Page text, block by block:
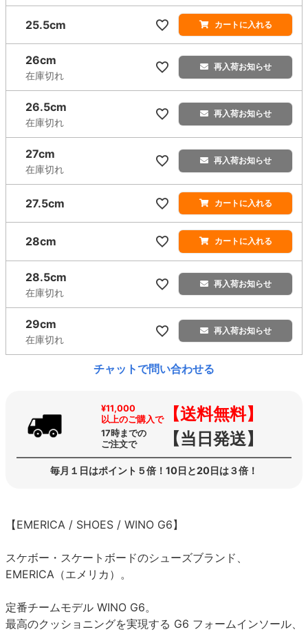
25.5cm カートに入れる
26cm
在庫切れ
再入荷お知らせ
26.5cm
在庫切れ
再入荷お知らせ
27cm
在庫切れ
再入荷お知らせ
27.5cm カートに入れる
28cm カートに入れる
28.5cm
在庫切れ
再入荷お知らせ
29cm
在庫切れ
再入荷お知らせ
チャットで問い合わせる
¥11,000
以上のご購入で【送料無料】
17時までの
ご注文で
【当日発送】
毎月１日はポイント５倍！10日と20日は３倍！
【EMERICA / SHOES / WINO G6】
スケボー・スケートボードのシューズブランド、
EMERICA（エメリカ）。
定番チームモデル WINO G6。
最高のクッショニングを実現する G6 フォームインソール、